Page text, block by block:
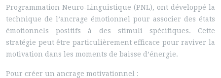
Programmation Neuro-Linguistique (PNL), ont développé la
technique de l’ancrage émotionnel pour associer des états
émotionnels positifs à des stimuli spécifiques. Cette
stratégie peut être particulièrement efficace pour raviver la
motivation dans les moments de baisse d’énergie.
Pour créer un ancrage motivationnel :